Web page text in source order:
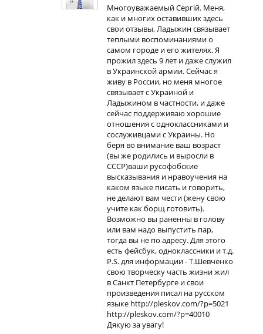
Многоуважаемый Сергiй. Меня,
как и многих оставивших здесь
свои отзывы, Ладыжин связывает
теплыми воспоминаниями о
самом городе и его жителях. Я
прожил здесь 9 лет и даже служил
в Украинской армии. Сейчас я
живу в России, но меня многое
связывает с Украиной и
Ладыжином в частности, и даже
сейчас поддерживаю хорошие
отношения с одноклассниками и
сослуживцами с Украины. Но
беря во внимание ваш возраст
(вы же родились и выросли в
СССР)ваши русофобские
высказывания и нравоучения на
каком языке писать и говорить,
не делают вам чести (жену свою
учите как борщ готовить).
Возможно вы раненны в голову
или вам надо выпустить пар,
тогда вы не по адресу. Для этого
есть фейсбук, одноклассники и т.д.
P.S. для информации - Т.Шевченко
свою творческу часть жизни жил
в Санкт Петербурге и свои
произведения писал на русском
языке http://pleskov.com/?p=5021
http://pleskov.com/?p=40010
Дякую за увагу!